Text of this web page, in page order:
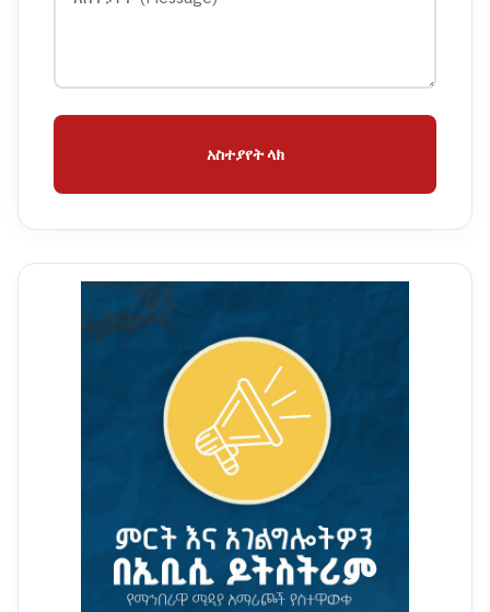
አስተያየት ላክ